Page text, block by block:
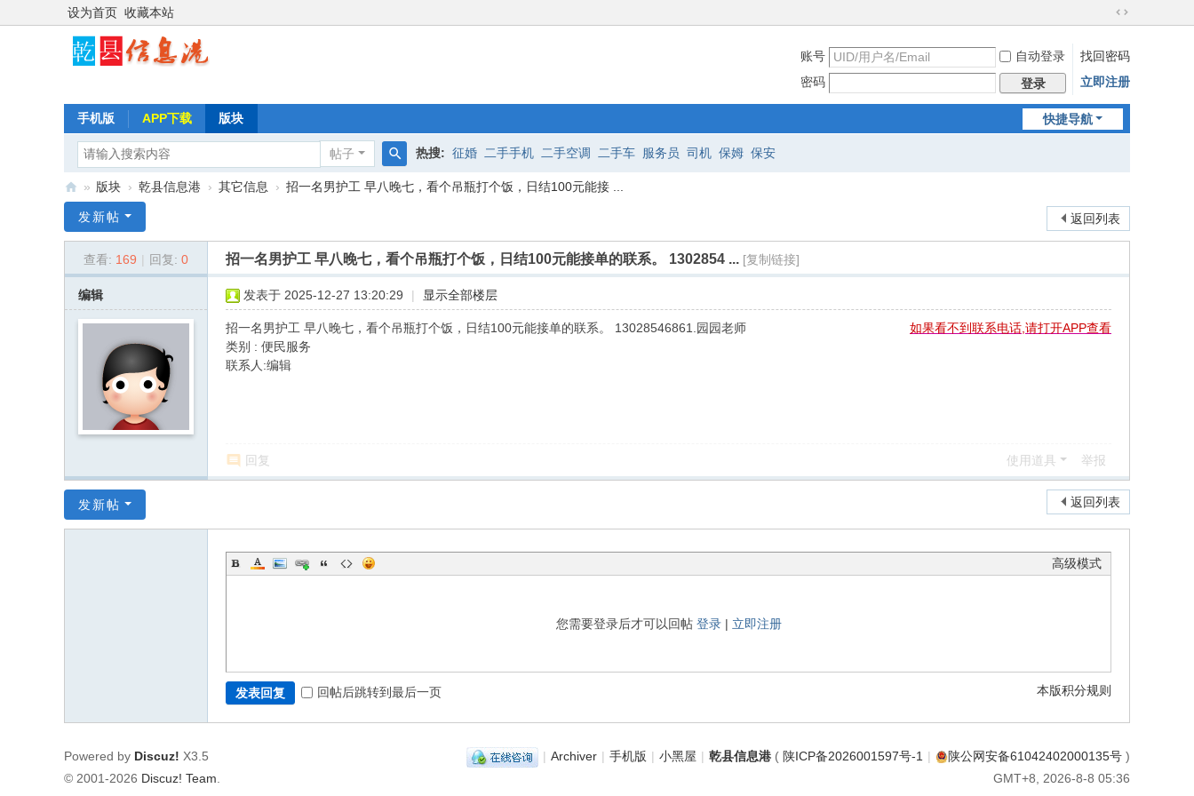
设为首页 收藏本站
切
到
宽
版
账号 自动登录
找回密码
密码
登录 立即注册
快捷导航
手机版 APP下载 版块
帖子
搜
热搜: 征婚 二手手机 二手空调 二手车 服务员 司机 保姆 保安
县
» 版块 › 乾县信息港 › 其它信息 › 招一名男护工 早八晚七，看个吊瓶打个饭，日结100元能接 ...
返回列表
发新帖
查看: 169 | 回复: 0 招一名男护工 早八晚七，看个吊瓶打个饭，日结100元能接单的联系。 1302854 ... [复制链接]
编辑 发表于 2025-12-27 13:20:29 | 显示全部楼层
如果看不到联系电话,请打开APP查看
招一名男护工 早八晚七，看个吊瓶打个饭，日结100元能接单的联系。 13028546861.园园老师
类别 : 便民服务
联系人:编辑
回复 使用道具 举报
返回列表
发新帖
高级模式
您需要登录后才可以回帖 登录| 立即注册
本版积分规则
发表回复 回帖后跳转到最后一页
| Archiver | 手机版 | 小黑屋 | 乾县信息港 ( 陕ICP备2026001597号-1 | 陕公网安备61042402000135号 )
GMT+8, 2026-8-8 05:36
Powered by Discuz! X3.5
© 2001-2026 Discuz! Team